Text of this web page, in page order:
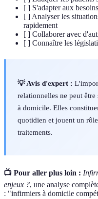
[ ] S'adapter aux
[ ] Analyser les
rapidement
[ ] Collaborer avec
[ ] Connaître les
💡 Avis d'expert :
relationnelles ne peut être
à domicile. Elles
quotidien et jouent un
traitements.
📺 Pour aller plus loin :
enjeux ?, une analyse
: "infirmiers à domicile